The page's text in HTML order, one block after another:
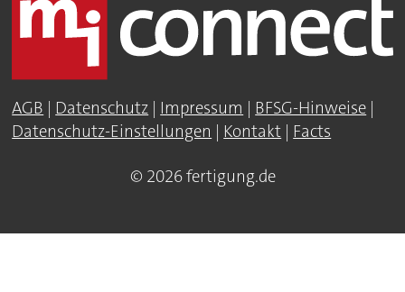
AGB | Datenschutz | Impressum | BFSG-Hinweise |
Datenschutz-Einstellungen | Kontakt | Facts
© 2026 fertigung.de